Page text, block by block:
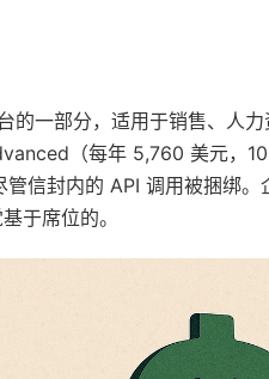
一部分，适用于销售、人
（每年 5,760 美元，
信封内的 API 调用被捆绑。
于席位的。